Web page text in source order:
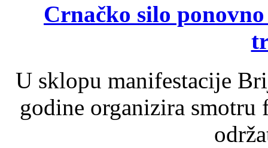
Crnačko silo
U sklopu manifestacije
godine organizira